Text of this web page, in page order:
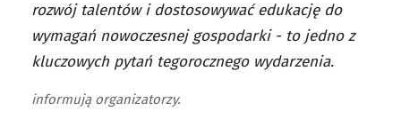
rozwój talentów i dostosowywać edukację do
wymagań nowoczesnej gospodarki - to jedno z
kluczowych pytań tegorocznego wydarzenia.
informują organizatorzy.